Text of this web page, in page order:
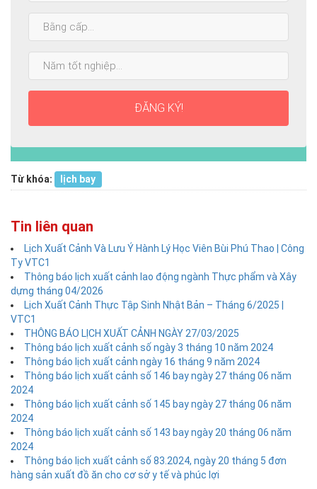
cấp
nhất:
ĐĂNG KÝ!
Từ khóa: lịch bay
Tin liên quan
Lịch Xuất Cảnh Và Lưu Ý Hành Lý Học Viên Bùi Phú Thao | Công
Ty VTC1
Thông báo lịch xuất cảnh lao động ngành Thực phẩm và Xây
dựng tháng 04/2026
Lịch Xuất Cảnh Thực Tập Sinh Nhật Bản – Tháng 6/2025 |
VTC1
THÔNG BÁO LỊCH XUẤT CẢNH NGÀY 27/03/2025
Thông báo lịch xuất cảnh số ngày 3 tháng 10 năm 2024
Thông báo lịch xuất cảnh ngày 16 tháng 9 năm 2024
Thông báo lịch xuất cảnh số 146 bay ngày 27 tháng 06 năm
2024
Thông báo lịch xuất cảnh số 145 bay ngày 27 tháng 06 năm
2024
Thông báo lịch xuất cảnh số 143 bay ngày 20 tháng 06 năm
2024
Thông báo lịch xuất cảnh số 83.2024, ngày 20 tháng 5 đơn
hàng sản xuất đồ ăn cho cơ sở y tế và phúc lợi